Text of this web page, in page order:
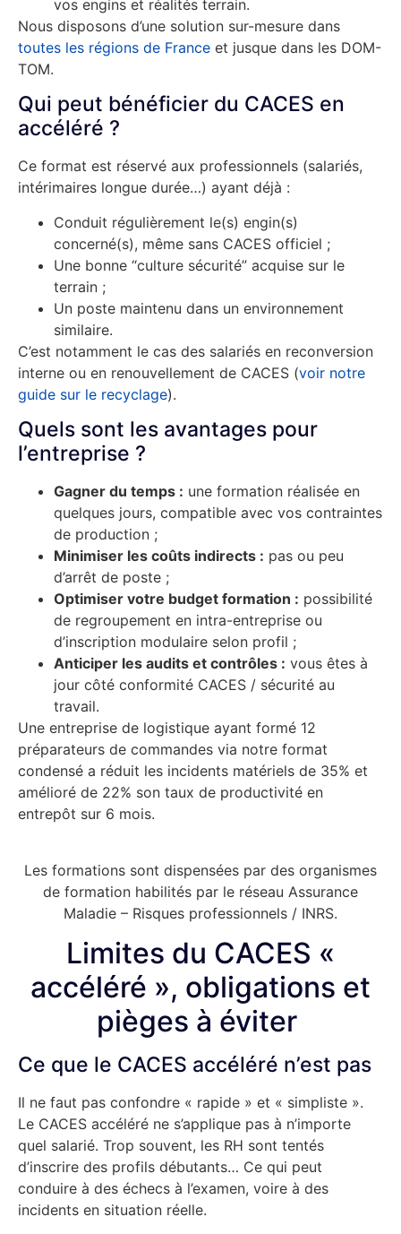
vos engins et réalités terrain.
Nous disposons d’une solution sur-mesure dans
toutes les régions de France et jusque dans les DOM-
TOM.
Qui peut bénéficier du CACES en
accéléré ?
Ce format est réservé aux professionnels (salariés,
intérimaires longue durée…) ayant déjà :
Conduit régulièrement le(s) engin(s)
concerné(s), même sans CACES officiel ;
Une bonne “culture sécurité” acquise sur le
terrain ;
Un poste maintenu dans un environnement
similaire.
C’est notamment le cas des salariés en reconversion
interne ou en renouvellement de CACES (voir notre
guide sur le recyclage).
Quels sont les avantages pour
l’entreprise ?
Gagner du temps : une formation réalisée en
quelques jours, compatible avec vos contraintes
de production ;
Minimiser les coûts indirects : pas ou peu
d’arrêt de poste ;
Optimiser votre budget formation : possibilité
de regroupement en intra-entreprise ou
d’inscription modulaire selon profil ;
Anticiper les audits et contrôles : vous êtes à
jour côté conformité CACES / sécurité au
travail.
Une entreprise de logistique ayant formé 12
préparateurs de commandes via notre format
condensé a réduit les incidents matériels de 35% et
amélioré de 22% son taux de productivité en
entrepôt sur 6 mois.
Les formations sont dispensées par des organismes
de formation habilités par le réseau Assurance
Maladie – Risques professionnels / INRS.
Limites du CACES «
accéléré », obligations et
pièges à éviter
Ce que le CACES accéléré n’est pas
Il ne faut pas confondre « rapide » et « simpliste ».
Le CACES accéléré ne s’applique pas à n’importe
quel salarié. Trop souvent, les RH sont tentés
d’inscrire des profils débutants… Ce qui peut
conduire à des échecs à l’examen, voire à des
incidents en situation réelle.